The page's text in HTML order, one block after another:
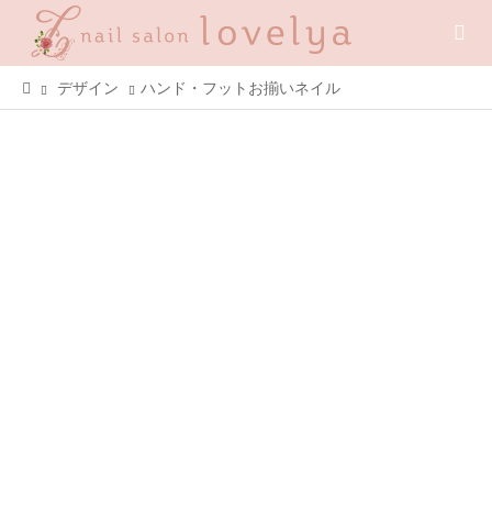
デザイン ハンド・フットお揃いネイル